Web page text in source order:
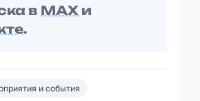
в MAX и
.
и события